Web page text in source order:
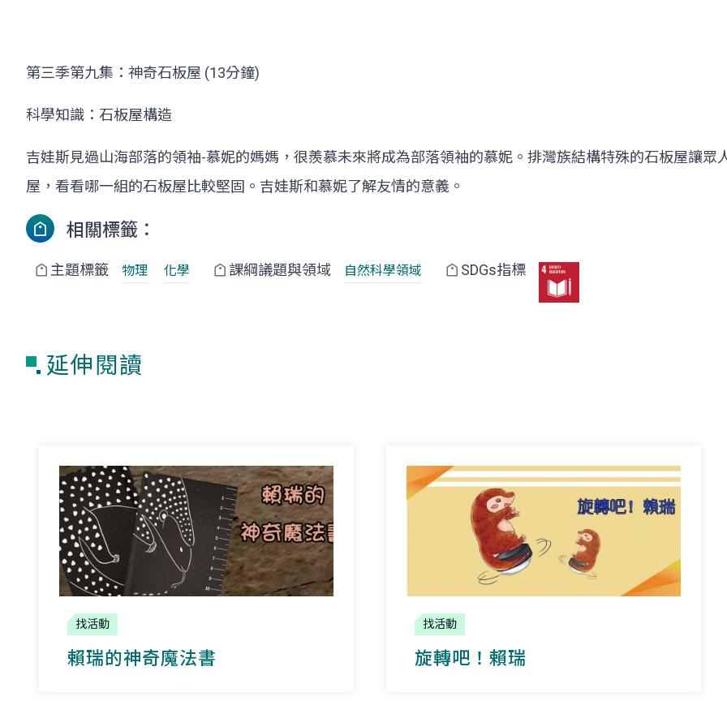
第三季第九集：神奇石板屋 (13分鐘)
科學知識：石板屋構造
吉娃斯見過山海部落的領袖-慕妮的媽媽，很羨慕未來將成為部落領袖的慕妮。排灣族結構特殊的石板屋讓
屋，看看哪一組的石板屋比較堅固。吉娃斯和慕妮了解友情的意義。
相關標籤：
主題標籤 物理 化學 課綱議題與領域 自然科學領域 SDGs指標
延伸閱讀
找活動
賴瑞的神奇魔法書
找活動
旋轉吧！賴瑞